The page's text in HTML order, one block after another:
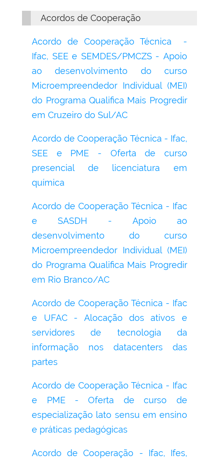
Acordos de Cooperação
Acordo de Cooperação Técnica -
Ifac, SEE e SEMDES/PMCZS - Apoio
ao desenvolvimento do curso
Microempreendedor Individual (MEI)
do Programa Qualifica Mais Progredir
em Cruzeiro do Sul/AC
Acordo de Cooperação Técnica - Ifac,
SEE e PME - Oferta de curso
presencial de licenciatura em
química
Acordo de Cooperação Técnica - Ifac
e SASDH - Apoio ao
desenvolvimento do curso
Microempreendedor Individual (MEI)
do Programa Qualifica Mais Progredir
em Rio Branco/AC
Acordo de Cooperação Técnica - Ifac
e UFAC - Alocação dos ativos e
servidores de tecnologia da
informação nos datacenters das
partes
Acordo de Cooperação Técnica - Ifac
e PME - Oferta de curso de
especialização lato sensu em ensino
e práticas pedagógicas
Acordo de Cooperação - Ifac, Ifes,